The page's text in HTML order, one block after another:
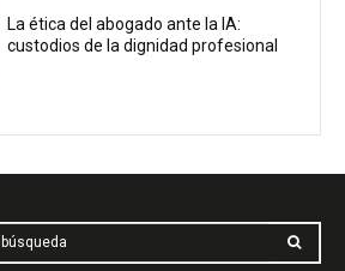
La ética del abogado ante la IA:
custodios de la dignidad profesional